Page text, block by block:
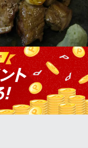
神保町
2分
1F
ステーキ、薄切りにした
味が口内にじゅわっと
小鍋 』なども郷酒名物